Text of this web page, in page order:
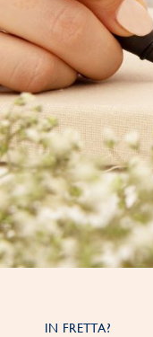
IN FRETTA?